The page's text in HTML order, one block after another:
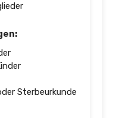
Sterbeurkunde